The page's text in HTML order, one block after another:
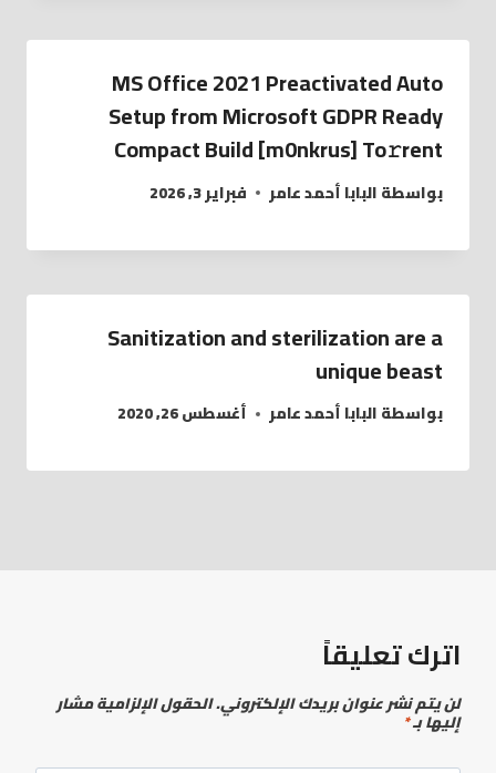
MS Office 2021 Preactivated Auto
Setup from Microsoft GDPR Ready
Compact Build [m0nkrus] To𝚛rent
بواسطةالبابا أحمد عامر فبراير 3, 2026
Sanitization and sterilization are a
unique beast
بواسطةالبابا أحمد عامر أغسطس 26, 2020
اترك تعليقاً
لن يتم نشر عنوان بريدك الإلكتروني.الحقول الإلزامية مشار
إليها بـ*